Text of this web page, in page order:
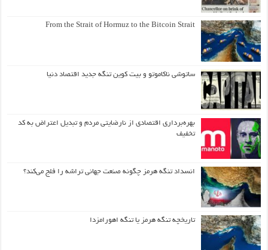
From the Strait of Hormuz to the Bitcoin Strait
ساتوشی ناکاموتو و بیت کوین تنگه جدید اقتصاد دنیا
بهره‌برداری اقتصادی از نارضایتی مردم و تبدیل اعتراض به کد
تخفیف
انسداد تنگه هرمز چگونه صنعت جهانی تراشه را فلج می‌کند؟
تاریخچه تنگه هرمز یا تنگه اهورامزدا